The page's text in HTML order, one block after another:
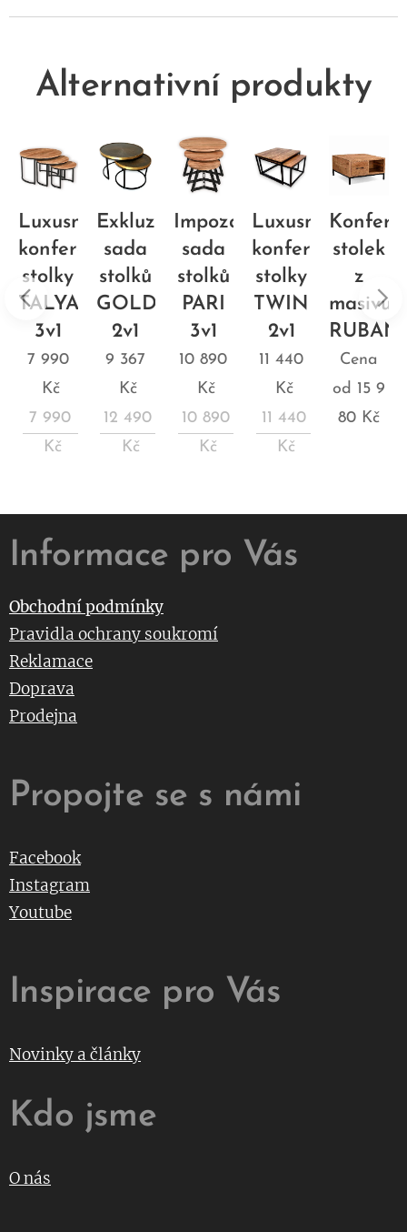
Alternativní produkty
Luxusní
konferenční
stolky
TALYA
3v1
7 990
Kč
7 990
Kč
Exkluzivní
sada
stolků
GOLDEN
2v1
9 367
Kč
12 490
Kč
Impozantní
sada
stolků
PARI
3v1
10 890
Kč
10 890
Kč
Luxusní
konferenční
stolky
TWIN
2v1
11 440
Kč
11 440
Kč
stolek
z
masivu
RUBAN
Cena
od 15 9
80 Kč
Informace pro Vás
Obchodní podmínky
Pravidla ochrany soukromí
Reklamace
Doprava
Prodejna
Propojte se s námi
Facebook
Instagram
Youtube
Inspirace pro Vás
Novinky a články
Kdo jsme
O nás